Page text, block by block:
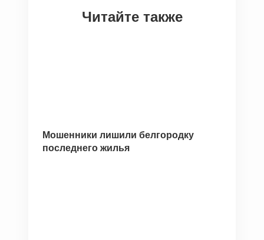
Читайте также
Мошенники лишили белгородку
последнего жилья